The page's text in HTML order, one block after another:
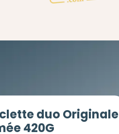
duo Originale
420G